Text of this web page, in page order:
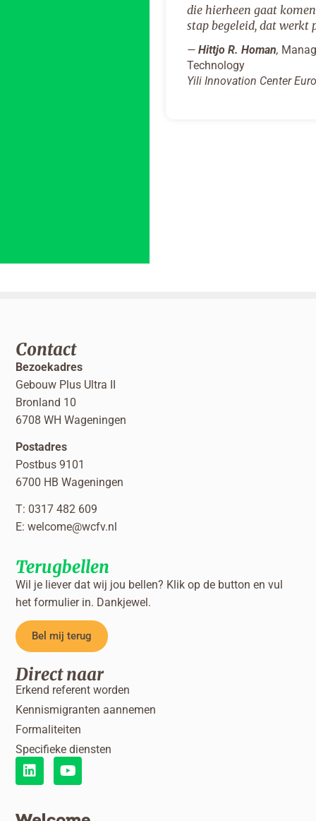
die hierheen gaat
stap begeleid, dat werkt
— Hittjo R. Homan,
Technology
Yili Innovation Center
Contact
Bezoekadres
Gebouw Plus Ultra II
Bronland 10
6708 WH Wageningen
Postadres
Postbus 9101
6700 HB Wageningen
T: 0317 482 609
E:welcome@wcfv.nl
Terugbellen
Wil je liever dat wij jou bellen? Klik op de button en vul
het formulier in. Dankjewel.
Bel mij terug
Direct naar
Erkend referent worden
Kennismigranten aannemen
Formaliteiten
Specifieke diensten